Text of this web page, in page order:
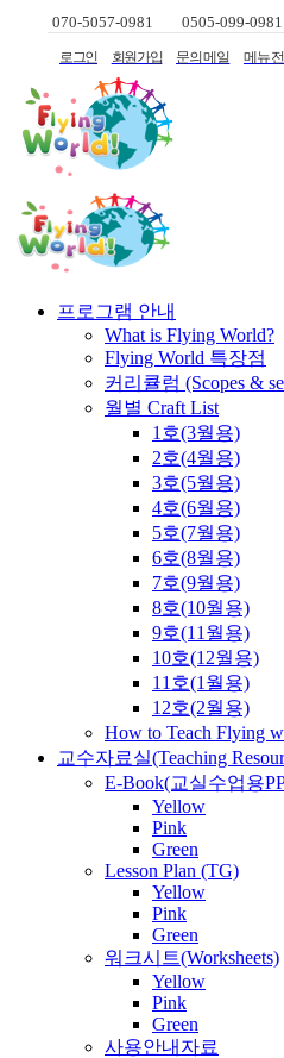
070-5057-0981 0505-099-0981
로그인 회원가입 문의메일 메뉴
프로그램 안내
What is Flying World?
Flying World 특장점
커리큘럼 (Scopes &
월별 Craft List
1호(3월용)
2호(4월용)
3호(5월용)
4호(6월용)
5호(7월용)
6호(8월용)
7호(9월용)
8호(10월용)
9호(11월용)
10호(12월용)
11호(1월용)
12호(2월용)
How to Teach Flying
교수자료실(Teaching
E-Book(교실수업용
Yellow
Pink
Green
Lesson Plan (TG)
Yellow
Pink
Green
워크시트(Worksheets)
Yellow
Pink
Green
사용안내자료